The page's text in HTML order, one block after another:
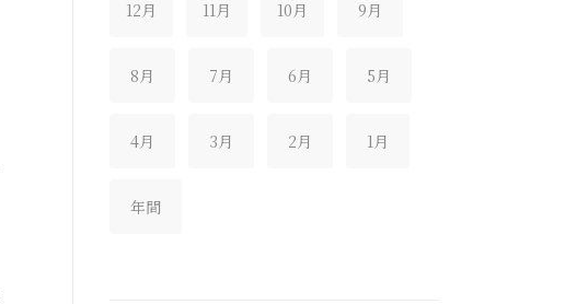
12月 11月 10月 9月
8月 7月 6月 5月
4月 3月 2月 1月
年間